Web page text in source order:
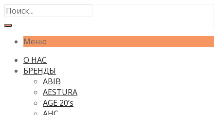
Меню
О НАС
БРЕНДЫ
ABIB
AESTURA
AGE 20’s